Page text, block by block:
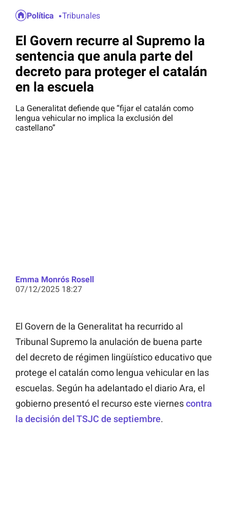
Política Tribunales
El Govern recurre al Supremo la
sentencia que anula parte del
decreto para proteger el catalán
en la escuela
La Generalitat defiende que “fijar el catalán como
lengua vehicular no implica la exclusión del
castellano”
Emma Monrós Rosell
07/12/2025 18:27
El Govern de la Generalitat ha recurrido al
Tribunal Supremo la anulación de buena parte
del decreto de régimen lingüístico educativo que
protege el catalán como lengua vehicular en las
escuelas. Según ha adelantado el diario Ara, el
gobierno presentó el recurso este viernescontra
la decisión del TSJC de septiembre.